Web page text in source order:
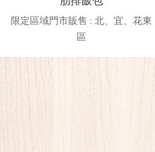
限定區域門市販售 : 北、宜、花東
區